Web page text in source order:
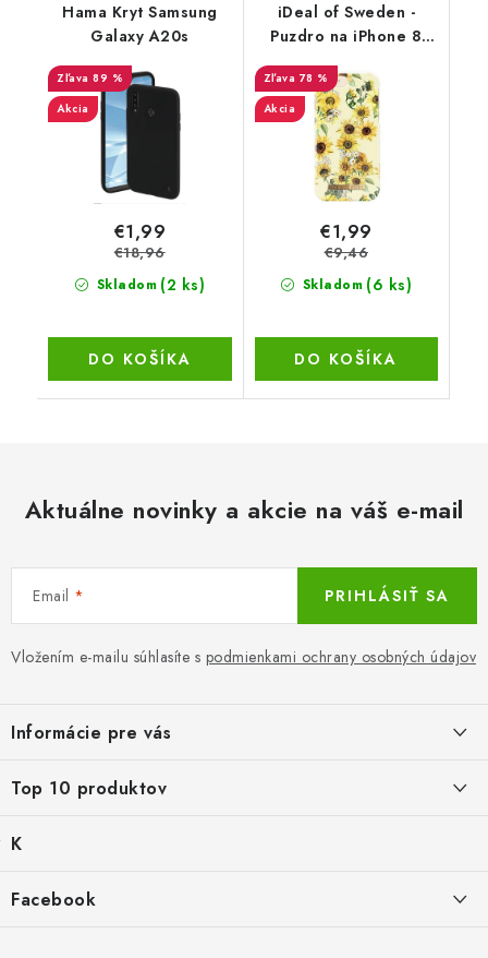
Hama Kryt Samsung
Galaxy A20s
89 %
Akcia
Skladom (2 ks)
€1,99
€18,96
DO KOŠÍKA
iDeal of Sweden -
Puzdro na iPhone 8
Plus/7 Plus
78 %
Akcia
Skladom (6 ks)
€1,99
€9,46
DO KOŠÍKA
Aktuálne novinky a akcie na váš e-mail
Email
Vložením e-mailu súhlasíte s podmienkami ochrany osobných údajov
PRIHLÁSIŤ SA
p
ä
i
Informácie pre vás
Dopravné a Platby
Top 10 produktov
€0,39
K
e
Facebook